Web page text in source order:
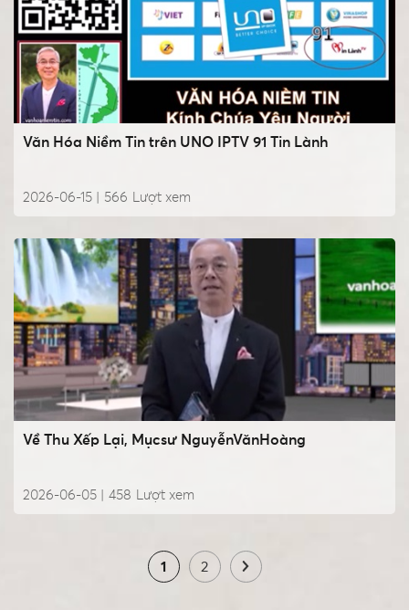
Văn Hóa Niềm Tin trên UNO IPTV 91 Tin Lành
2026-06-15 | Lượt xem
566
Về Thu Xếp Lại, Mụcsư NguyễnVănHoàng
2026-06-05 | Lượt xem
458
1 2